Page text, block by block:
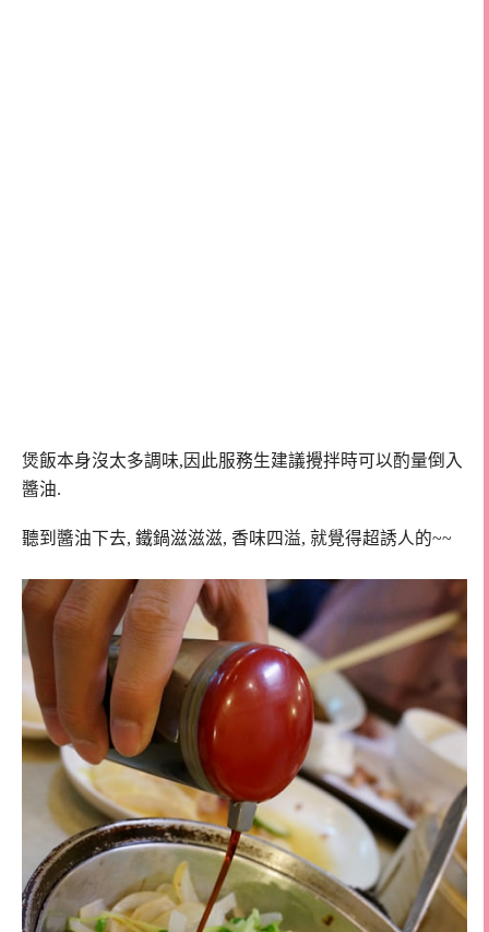
煲飯本身沒太多調味,因此服務生建議攪拌時可以酌量倒入
醬油.
聽到醬油下去, 鐵鍋滋滋滋, 香味四溢, 就覺得超誘人的~~